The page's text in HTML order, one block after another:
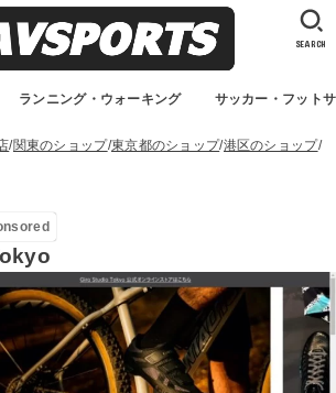
ランニング・ウォーキング サッカー・フット
SEARCH
関東のショップ 東京都のショップ 港区のショップ